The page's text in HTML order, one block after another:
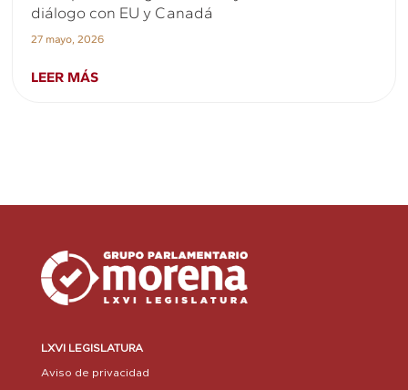
diálogo con EU y Canadá
27 mayo, 2026
LEER MÁS
LXVI LEGISLATURA
Aviso de privacidad